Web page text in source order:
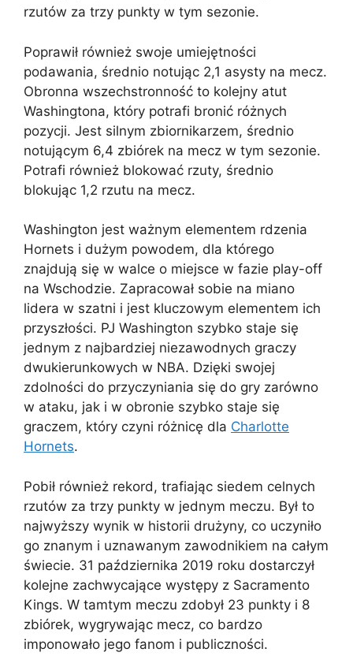
rzutów za trzy punkty w tym sezonie.
Poprawił również swoje umiejętności
podawania, średnio notując 2,1 asysty na mecz.
Obronna wszechstronność to kolejny atut
Washingtona, który potrafi bronić różnych
pozycji. Jest silnym zbiornikarzem, średnio
notującym 6,4 zbiórek na mecz w tym sezonie.
Potrafi również blokować rzuty, średnio
blokując 1,2 rzutu na mecz.
Washington jest ważnym elementem rdzenia
Hornets i dużym powodem, dla którego
znajdują się w walce o miejsce w fazie play-off
na Wschodzie. Zapracował sobie na miano
lidera w szatni i jest kluczowym elementem ich
przyszłości. PJ Washington szybko staje się
jednym z najbardziej niezawodnych graczy
dwukierunkowych w NBA. Dzięki swojej
zdolności do przyczyniania się do gry zarówno
w ataku, jak i w obronie szybko staje się
graczem, który czyni różnicę dla Charlotte
Hornets.
Pobił również rekord, trafiając siedem celnych
rzutów za trzy punkty w jednym meczu. Był to
najwyższy wynik w historii drużyny, co uczyniło
go znanym i uznawanym zawodnikiem na całym
świecie. 31 października 2019 roku dostarczył
kolejne zachwycające występy z Sacramento
Kings. W tamtym meczu zdobył 23 punkty i 8
zbiórek, wygrywając mecz, co bardzo
imponowało jego fanom i publiczności.